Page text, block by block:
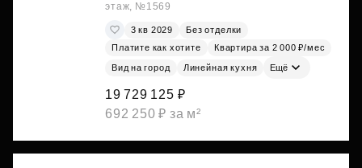
этаж, №1569
3 кв 2029
Без отделки
Платите как хотите
Квартира за 2 000 ₽/мес
Вид на город Линейная кухня Ещё
19 729 125 ₽
692 250 ₽ за м²